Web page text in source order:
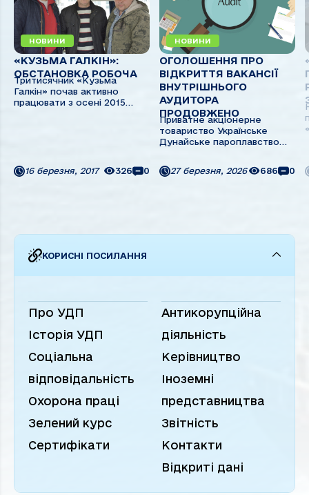
НОВИНИ
«КУЗЬМА ГАЛКІН»:
ОБСТАНОВКА РОБОЧА
Тритисячник «Кузьма
Галкін» почав активно
працювати з осені 2015
«Дунайсудносервіс», судно
укомплектовано новими
16 березня, 2017 326 0
НОВИНИ
ОГОЛОШЕННЯ ПРО
ВІДКРИТТЯ ВАКАНСІЇ
ВНУТРІШНЬОГО
АУДИТОРА
ПРОДОВЖЕНО
Приватне акціонерне
товариство Українське
Дунайське пароплавство
заміщення вакантної посади
внутрішнього аудитора при
27 березня, 2026 686 0
КОРИСНІ ПОСИЛАННЯ
Про УДП
Історія УДП
Соціальна
відповідальність
Охорона праці
Зелений курс
Сертифікати
Антикорупційна
діяльність
Керівництво
Іноземні
представництва
Звітність
Контакти
Відкриті дані